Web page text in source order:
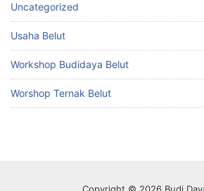
Uncategorized
Usaha Belut
Workshop Budidaya Belut
Worshop Ternak Belut